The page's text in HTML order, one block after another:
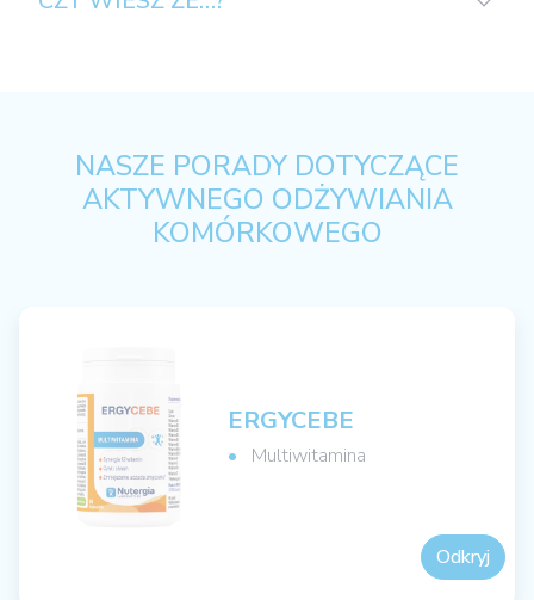
NASZE PORADY DOTYCZĄCE
AKTYWNEGO ODŻYWIANIA
KOMÓRKOWEGO
ERGYCEBE
Multiwitamina
Odkryj